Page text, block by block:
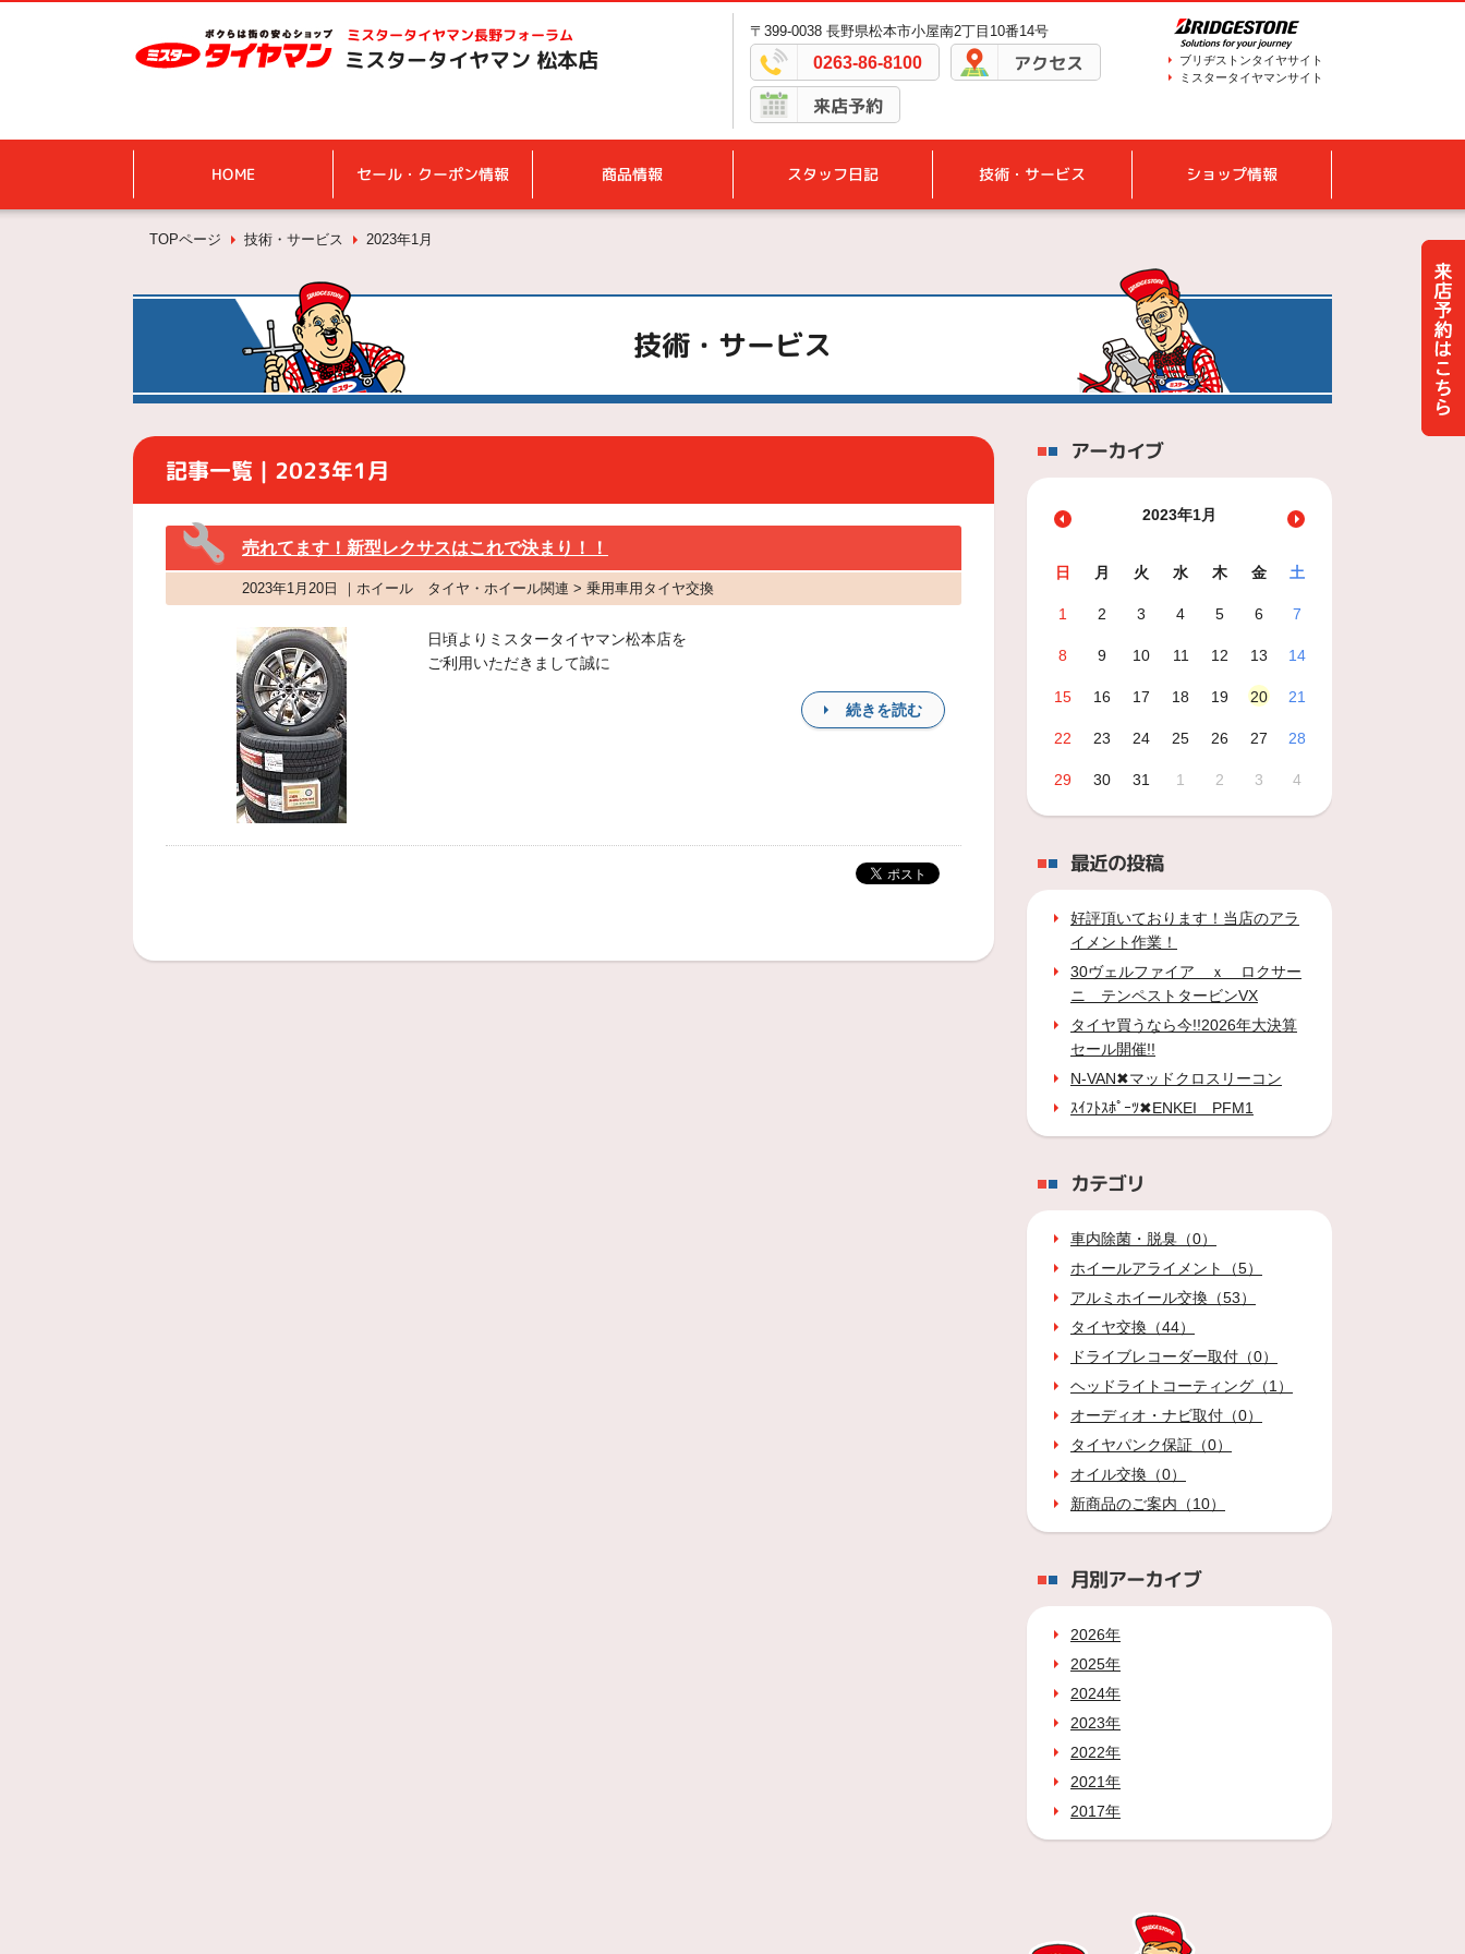
ミスタータイヤマン長野フォーラム
ミスタータイヤマン 松本店
〒399-0038 長野県松本市小屋南2丁目10番14号
0263-86-8100 アクセス
来店予約
ブリヂストンタイヤサイト
ミスタータイヤマンサイト
HOME セール・クーポン情報 商品情報 スタッフ日記 技術・サービス ショップ情報
TOPページ 技術・サービス 2023年1月
技術・サービス
記事一覧｜2023年1月
売れてます！新型レクサスはこれで決まり！！
2023年1月20日 ｜ホイール タイヤ・ホイール関連 > 乗用車用タイヤ交換
日頃よりミスタータイヤマン松本店を
ご利用いただきまして誠に
続きを読む
アーカイブ
2023年1月
日 月 火 水 木 金 土
1 2 3 4 5 6 7
8 9 10 11 12 13 14
15 16 17 18 19 20 21
22 23 24 25 26 27 28
29 30 31 1 2 3 4
最近の投稿
好評頂いております！当店のアラ
イメント作業！
30ヴェルファイア ｘ ロクサー
ニ テンペストタービンVX
タイヤ買うなら今!!2026年大決算
セール開催!!
N-VAN✖マッドクロスリーコン
ｽｲﾌﾄｽﾎﾟｰﾂ✖ENKEI PFM1
カテゴリ
車内除菌・脱臭（0）
ホイールアライメント（5）
アルミホイール交換（53）
タイヤ交換（44）
ドライブレコーダー取付（0）
ヘッドライトコーティング（1）
オーディオ・ナビ取付（0）
タイヤパンク保証（0）
オイル交換（0）
新商品のご案内（10）
月別アーカイブ
2026年
2025年
2024年
2023年
2022年
2021年
2017年